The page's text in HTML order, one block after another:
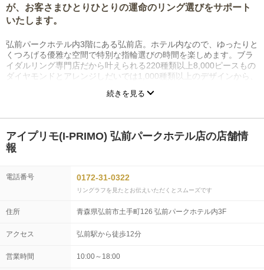
が、お客さまひとりひとりの運命のリング選びをサポート
いたします。
弘前パークホテル内3階にある弘前店。ホテル内なので、ゆったりと
くつろげる優雅な空間で特別な指輪選びの時間を楽しめます。ブラ
イダルリング専門店だから叶えられる220種類以上8,000ピースもの
ダイヤモンドとアレンジしだいでは1,000種類以上のデザインから、
（マリッジリング）をご提案いたします。
続きを見る
アイプリモ(I-PRIMO) 弘前パークホテル店の店舗情
報
電話番号 0172-31-0322
リングラフを見たとお伝えいただくとスムーズです
住所 青森県弘前市土手町126 弘前パークホテル内3F
アクセス 弘前駅から徒歩12分
営業時間 10:00～18:00